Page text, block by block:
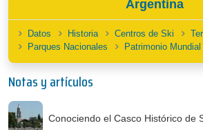
Argentina
Datos Historia Centros de Ski
Parques Nacionales
Patrimonio Mundial
Notas y artículos
Conociendo el Casco Histórico de